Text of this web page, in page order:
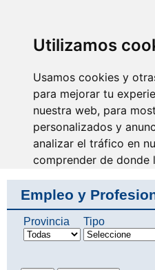
Utilizamos
Usamos cookies y
para mejorar tu
nuestra web, para
personalizados y
analizar el tráfico en
comprender de donde
visitantes.
Siempre unidos y
orgullosos de nuestra
profesión
Empleo y
Provincia Tipo